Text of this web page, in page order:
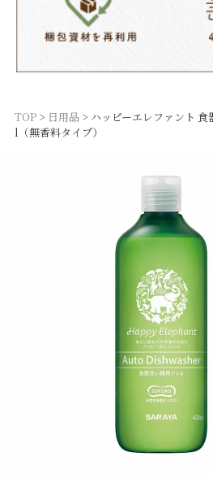
TOP 日用品
ハッピーエレファント
l（無香料タイプ）